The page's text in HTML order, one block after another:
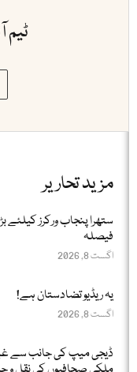
ٹیم
مزید تحاریر
ستھرا پنجاب ورکرز کیلئے
فیصلہ
اگست 8, 2026
یہ ریڈیو تضادستان ہے!
اگست 8, 2026
ڈیجی میپ کی جانب سے